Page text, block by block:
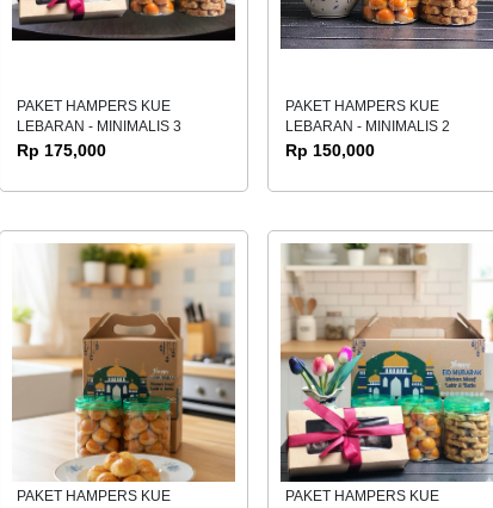
PAKET HAMPERS KUE
LEBARAN - MINIMALIS 3
Rp 175,000
PAKET HAMPERS KUE
LEBARAN - MINIMALIS 2
Rp 150,000
PAKET HAMPERS KUE
PAKET HAMPERS KUE